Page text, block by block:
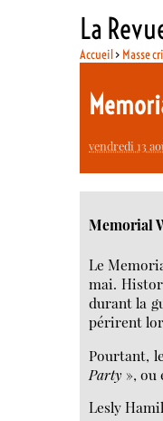
La
Accueil> Masse
vendredi 13
Memorial
Le
mai.
durant la
périrent
Pourtant,
Party », ou
Lesly